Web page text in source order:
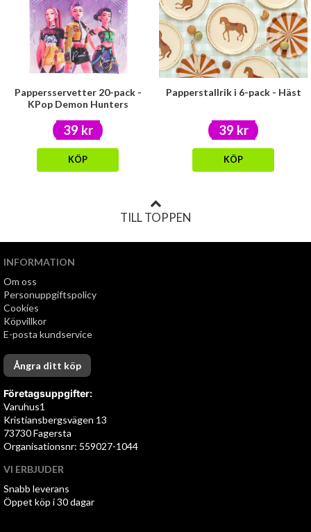
Pappersservetter 20-pack -
KPop Demon Hunters
39 kr
KÖP
Papperstallrik i 6-pack - Häst
39 kr
KÖP
TILL TOPPEN
INFORMATION
Om oss
Personuppgiftspolicy
Cookies
Köpvillkor
E-posta kundservice
Ångra ditt köp
Företagsuppgifter:
Varuhus1
Kristiansbergsvägen 13
73730 Fagersta
Organisationsnr: 559027-1044
VI ERBJUDER
Snabb leverans
Öppet köp i 30 dagar